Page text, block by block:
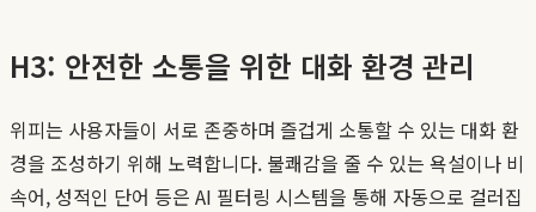
H3: 안전한 소통을 위한 대화 환경 관리
위피는 사용자들이 서로 존중하며 즐겁게 소통할 수 있는 대화 환
경을 조성하기 위해 노력합니다. 불쾌감을 줄 수 있는 욕설이나 비
속어, 성적인 단어 등은 AI 필터링 시스템을 통해 자동으로 걸러집